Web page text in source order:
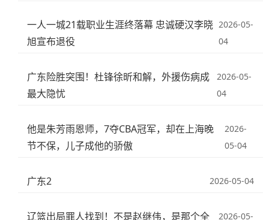
一人一城21载职业生涯终落幕 忠诚硬汉李晓
旭宣布退役
2026-05-
04
广东险胜突围！杜锋徐昕和解，外援伤病成
最大隐忧
2026-05-
04
他是朱芳雨恩师，7夺CBA冠军，却在上海晚
节不保，儿子成他的骄傲
2026-
05-04
广东2 2026-05-04
辽篮出局罪人找到！不是赵继伟，是那个全
2026-05-